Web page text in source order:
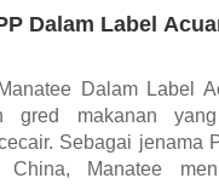
Dalam Label
Dalam Label
gred makanan
Sebagai jenama
Manatee